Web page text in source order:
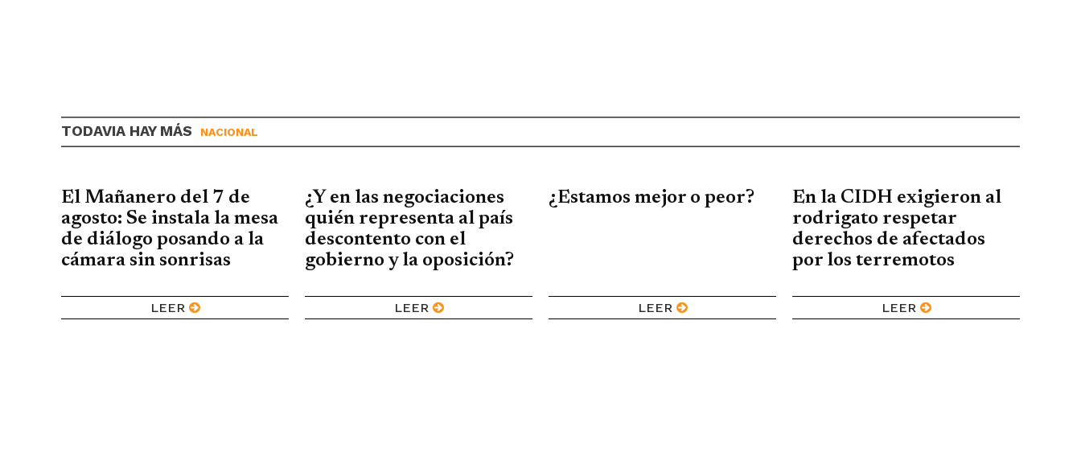
TODAVIA HAY MÁS NACIONAL
El Mañanero del 7 de
agosto: Se instala la mesa
de diálogo posando a la
cámara sin sonrisas
LEER
¿Y en las negociaciones
quién representa al país
descontento con el
gobierno y la oposición?
LEER
¿Estamos mejor o peor?
LEER
En la CIDH exigieron al
rodrigato respetar
derechos de afectados
por los terremotos
LEER